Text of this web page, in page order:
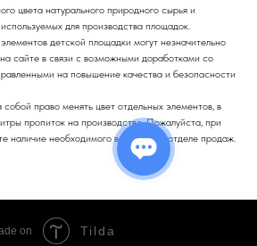
цвета натурального природного сырья и
для производства площадок.
детской площадки могут незначительно
сайте в связи с возможными доработками со
на повышение качества и безопасности
собой право менять цвет отдельных элементов, в
пропиток на производстве. Пожалуйста, при
наличие необходимого вам цвета в отделе продаж.
on Tilda